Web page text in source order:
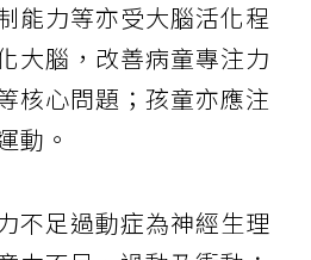
能力等亦受大腦活化程
大腦，改善病童專注力
核心問題；孩童亦應注
動。
不足過動症為神經生理